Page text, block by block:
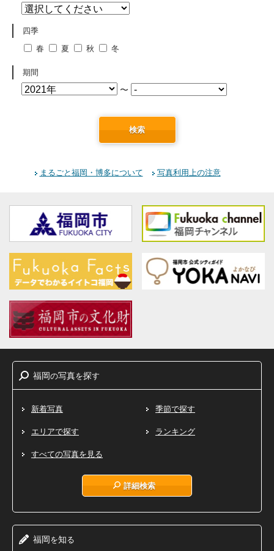
四季
春
夏 秋 冬
期間
〜
検索
まるごと福岡・博多について 写真利用上の注意
福岡の写真を探す
新着写真 季節で探す
エリアで探す ランキング
すべての写真を見る
詳細検索
福岡を知る